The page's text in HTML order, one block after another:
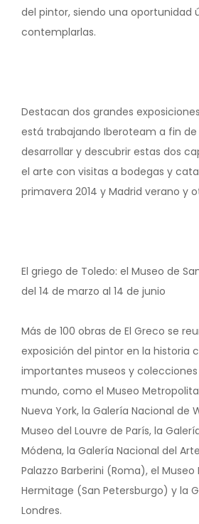
del pintor, siendo una oportunidad
contemplarlas.
Destacan dos grandes
está trabajando Iberoteam a fin de
desarrollar y descubrir estas dos
el arte con visitas a bodegas y
primavera 2014 y Madrid verano y
El griego de Toledo: el Museo de
del 14 de marzo al 14 de junio
Más de 100 obras de El Greco se
exposición del pintor en la historia
importantes museos y colecciones
mundo, como el Museo
Nueva York, la Galería Nacional de
Museo del Louvre de París, la
Módena, la Galería Nacional del
Palazzo Barberini (Roma), el Museo
Hermitage (San Petersburgo) y la
Londres.